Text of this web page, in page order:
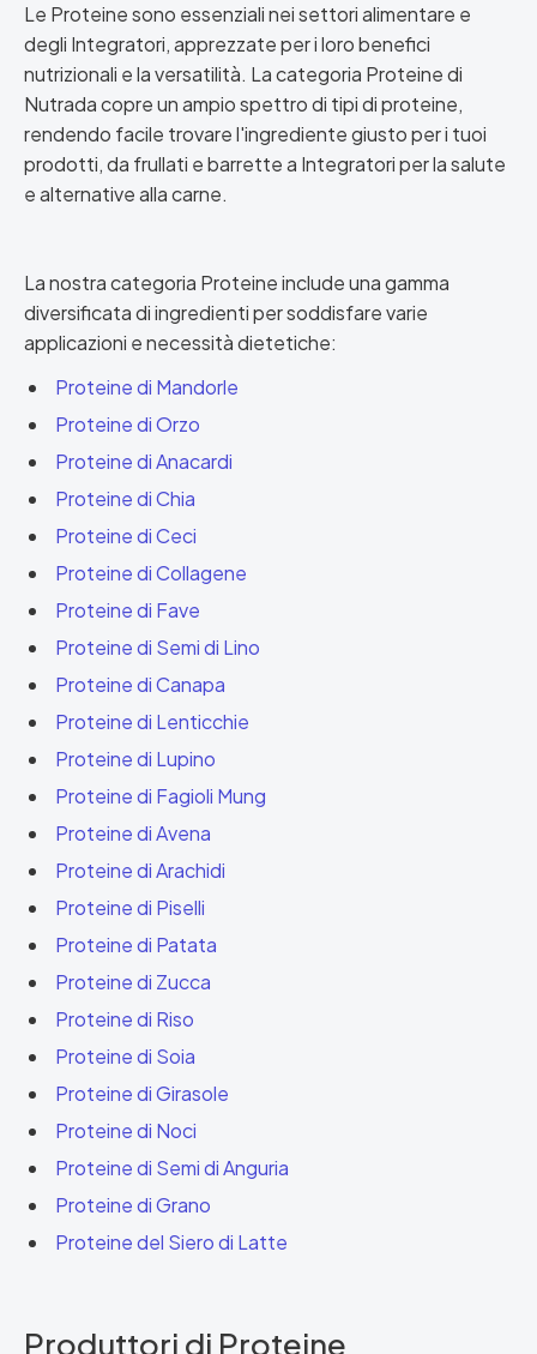
Le Proteine sono essenziali nei settori alimentare e
degli Integratori, apprezzate per i loro benefici
nutrizionali e la versatilità. La categoria Proteine di
Nutrada copre un ampio spettro di tipi di proteine,
rendendo facile trovare l'ingrediente giusto per i tuoi
prodotti, da frullati e barrette a Integratori per la salute
e alternative alla carne.
La nostra categoria Proteine include una gamma
diversificata di ingredienti per soddisfare varie
applicazioni e necessità dietetiche:
Proteine di Mandorle
Proteine di Orzo
Proteine di Anacardi
Proteine di Chia
Proteine di Ceci
Proteine di Collagene
Proteine di Fave
Proteine di Semi di Lino
Proteine di Canapa
Proteine di Lenticchie
Proteine di Lupino
Proteine di Fagioli Mung
Proteine di Avena
Proteine di Arachidi
Proteine di Piselli
Proteine di Patata
Proteine di Zucca
Proteine di Riso
Proteine di Soia
Proteine di Girasole
Proteine di Noci
Proteine di Semi di Anguria
Proteine di Grano
Proteine del Siero di Latte
Produttori di Proteine